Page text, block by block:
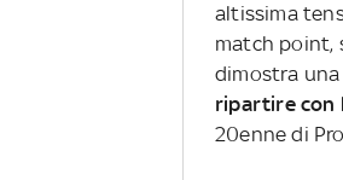
altissima
match point,
dimostra
ripartire con
20enne di